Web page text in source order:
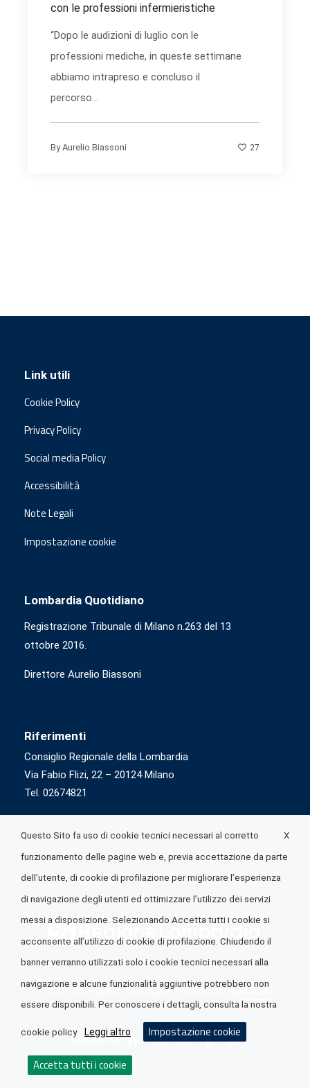
con le professioni infermieristiche
“Dopo le audizioni di luglio con le
professioni mediche, in queste settimane
abbiamo intrapreso e concluso il
percorso...
ByAurelio Biassoni 27
Link utili
Cookie Policy
Privacy Policy
Social media Policy
Accessibilità
Note Legali
Impostazione cookie
Lombardia Quotidiano
Registrazione Tribunale di Milano n.263 del 13
ottobre 2016.
Direttore Aurelio Biassoni
Riferimenti
Consiglio Regionale della Lombardia
Via Fabio Flizi, 22 – 20124 Milano
Tel. 02674821
© 2026 Lombardia Quotidiano è realizzato daA.R.I.A.
Seguici su
X
Questo Sito fa uso di cookie tecnici necessari al corretto
funzionamento delle pagine web e, previa accettazione da parte
dell’utente, di cookie di profilazione per migliorare l’esperienza
di navigazione degli utenti ed ottimizzare l’utilizzo dei servizi
messi a disposizione. Selezionando Accetta tutti i cookie si
acconsente all’utilizzo di cookie di profilazione. Chiudendo il
banner verranno utilizzati solo i cookie tecnici necessari alla
navigazione e alcune funzionalità aggiuntive potrebbero non
essere disponibili. Per conoscere i dettagli, consulta la nostra
cookie policy Leggi altro Impostazione cookie
Accetta tutti i cookie